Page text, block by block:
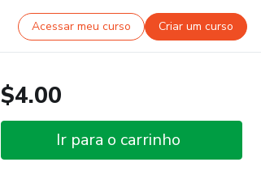
Acessar meu curso Criar um curso
$4.00
Ir para o carrinho